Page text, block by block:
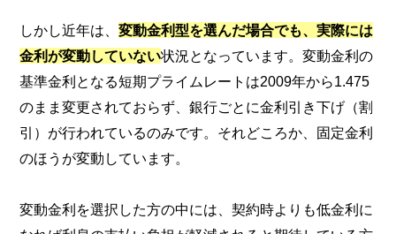
しかし近年は、変動金利型を選んだ場合でも、実際には
金利が変動していない状況となっています。変動金利の
基準金利となる短期プライムレートは2009年から1.475
のまま変更されておらず、銀行ごとに金利引き下げ（割
引）が行われているのみです。それどころか、固定金利
のほうが変動しています。
変動金利を選択した方の中には、契約時よりも低金利に